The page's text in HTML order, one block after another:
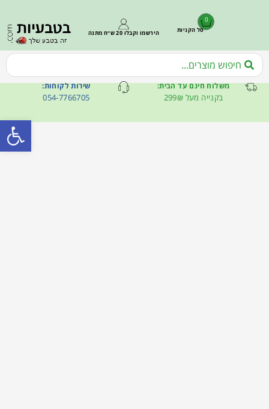
0
סל הקניות הירשמו וקבלו 20 ש״ח מתנה
משלוח חינם עד הבית:
בקנייה מעל 299₪
שירות לקוחות:
054-7766705
פתח